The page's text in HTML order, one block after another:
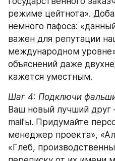
режиме цейтнота».
немного пафоса:
важен для репутации
международном
объяснений даже
кажется уместным.
Шаг 4: Подключи
Ваш новый лучший
mail'ы. Придумайте
менеджер проекта»,
«Глеб,